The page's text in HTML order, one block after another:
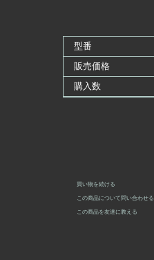
型番
販売価格
購入数
買い物を続ける
この商品について問い合わせる
この商品を友達に教える